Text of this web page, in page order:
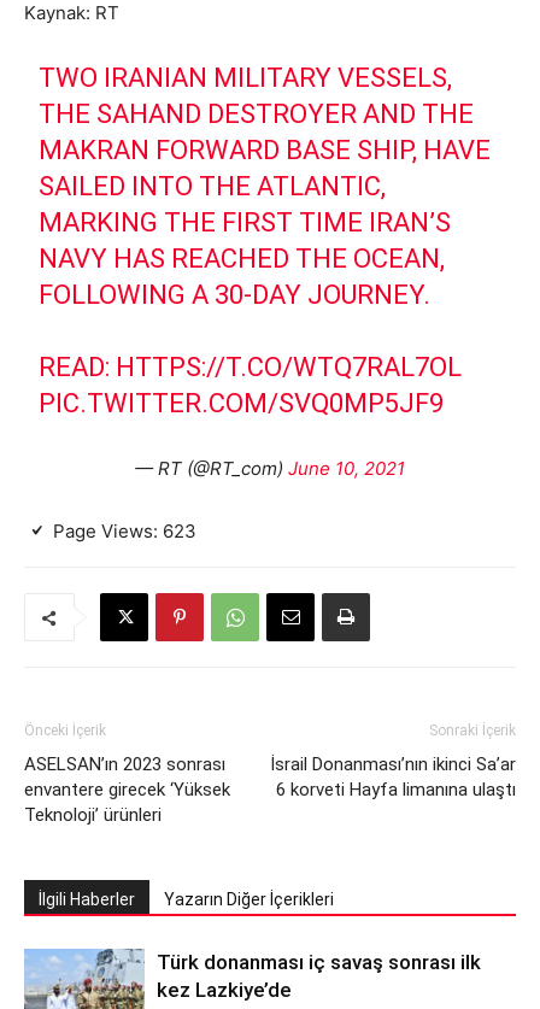
Kaynak: RT
TWO IRANIAN MILITARY VESSELS,
THE SAHAND DESTROYER AND THE
MAKRAN FORWARD BASE SHIP, HAVE
SAILED INTO THE ATLANTIC,
MARKING THE FIRST TIME IRAN’S
NAVY HAS REACHED THE OCEAN,
FOLLOWING A 30-DAY JOURNEY.
READ: HTTPS://T.CO/WTQ7RAL7OL
PIC.TWITTER.COM/SVQ0MP5JF9
— RT (@RT_com) June 10, 2021
Page Views: 623
Önceki İçerik
ASELSAN’ın 2023 sonrası
envantere girecek ‘Yüksek
Teknoloji’ ürünleri
Sonraki İçerik
İsrail Donanması’nın ikinci Sa’ar
6 korveti Hayfa limanına ulaştı
İlgili Haberler Yazarın Diğer İçerikleri
Türk donanması iç savaş sonrası ilk
kez Lazkiye’de